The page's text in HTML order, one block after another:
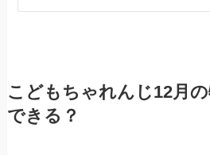
こどもちゃれんじ12月
できる？